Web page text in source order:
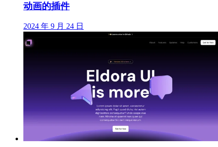
动画的插件
2024 年 9 月 24 日